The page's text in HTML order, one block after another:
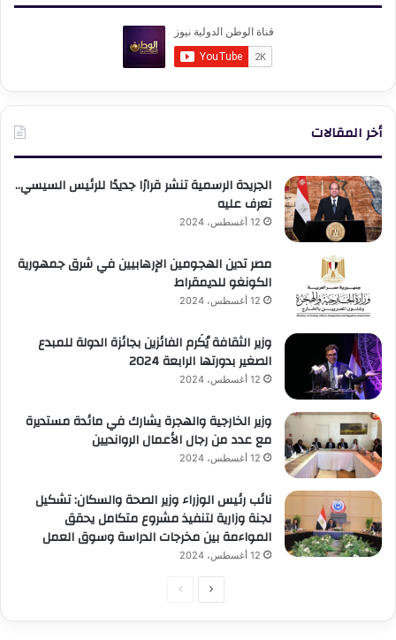
أخر المقالات
الجريدة الرسمية تنشر قرارًا جديدًا للرئيس السيسي..
تعرف عليه
12 أغسطس، 2024
مصر تدين الهجومين الإرهابيين في شرق جمهورية
الكونغو للديمقراط
12 أغسطس، 2024
وزير الثقافة يُكَرم الفائزين بجائزة الدولة للمبدع
الصغير بدورتها الرابعة 2024
12 أغسطس، 2024
وزير الخارجية والهجرة يشارك في مائدة مستديرة
مع عدد من رجال الأعمال الروانديين
12 أغسطس، 2024
نائب رئيس الوزراء وزير الصحة والسكان: تشكيل
لجنة وزارية لتنفيذ مشروع متكامل يحقق
المواءمة بين مخرجات الدراسة وسوق العمل
12 أغسطس، 2024
الصفحةالصفحة